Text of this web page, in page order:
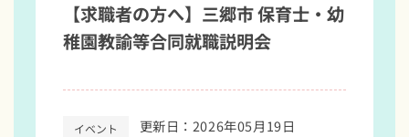
【求職者の方へ】三郷市 保育士・幼
稚園教諭等合同就職説明会
イベント 更新日：2026年05月19日